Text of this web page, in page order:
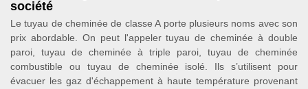
société
Le tuyau de cheminée de classe A porte plusieurs noms avec son
prix abordable. On peut l'appeler tuyau de cheminée à double
paroi, tuyau de cheminée à triple paroi, tuyau de cheminée
combustible ou tuyau de cheminée isolé. Ils s’utilisent pour
évacuer les gaz d'échappement à haute température provenant